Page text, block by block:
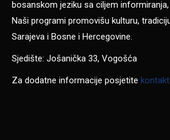
bosanskom jeziku sa ciljem informiranja,
Naši programi promovišu kulturu,
Sarajeva i Bosne i Hercegovine.
Sjedište: Jošanička 33, Vogošća
Za dodatne informacije posjetite